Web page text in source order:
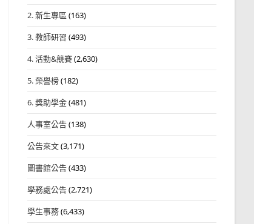
2. 新生專區 (163)
3. 教師研習 (493)
4. 活動&競賽(2,630)
5. 榮譽榜(182)
6. 獎助學金(481)
人事室公告(138)
公告來文(3,171)
圖書館公告(433)
學務處公告(2,721)
學生事務(6,433)